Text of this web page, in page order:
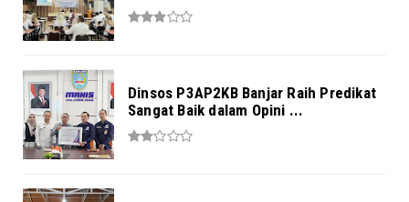
Dinsos P3AP2KB Banjar Raih Predikat
Sangat Baik dalam Opini ...